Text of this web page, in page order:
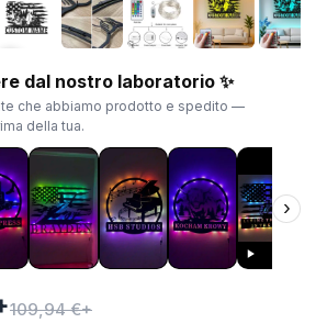
dal nostro laboratorio ✨
che abbiamo prodotto e spedito —
della tua.
›
109,94 €+